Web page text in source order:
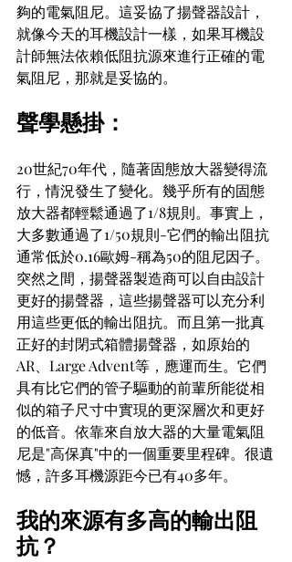
夠的電氣阻尼。這妥協了揚聲器設計，
就像今天的耳機設計一樣，如果耳機設
計師無法依賴低阻抗源來進行正確的電
氣阻尼，那就是妥協的。
聲學懸掛：
20世紀70年代，隨著固態放大器變得流
行，情況發生了變化。幾乎所有的固態
放大器都輕鬆通過了1/8規則。事實上，
大多數通過了1/50規則-它們的輸出阻抗
通常低於0.16歐姆-稱為50的阻尼因子。
突然之間，揚聲器製造商可以自由設計
更好的揚聲器，這些揚聲器可以充分利
用這些更低的輸出阻抗。而且第一批真
正好的封閉式箱體揚聲器，如原始的
AR、Large Advent等，應運而生。它們
具有比它們的管子驅動的前輩所能從相
似的箱子尺寸中實現的更深層次和更好
的低音。依靠來自放大器的大量電氣阻
尼是"高保真"中的一個重要里程碑。很遺
憾，許多耳機源距今已有40多年。
我的來源有多高的輸出阻
抗？